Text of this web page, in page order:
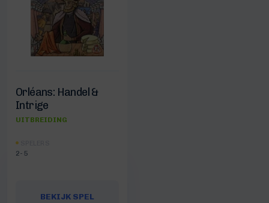
Orléans: Handel &
Intrige
UITBREIDING
2-5
BEKIJK SPEL